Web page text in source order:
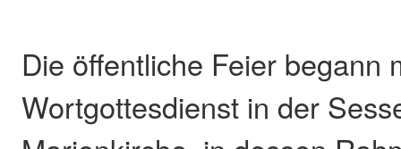
Die öffentliche Feier begann
Wortgottesdienst in der